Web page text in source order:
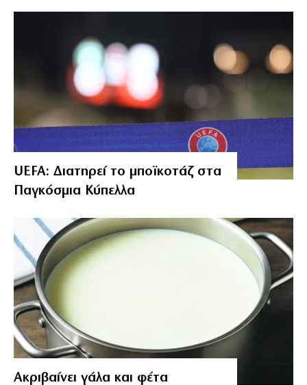
UEFA: Διατηρεί το μποϊκοτάζ στα
Παγκόσμια Κύπελλα
Aκριβαίνει γάλα και φέτα